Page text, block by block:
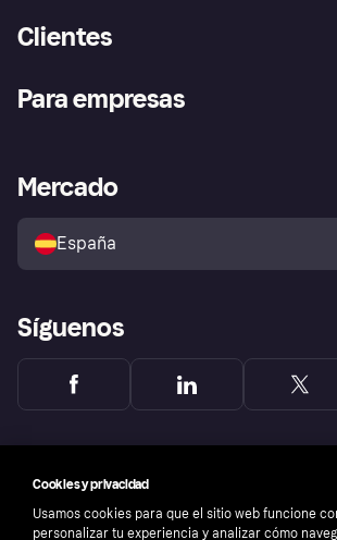
Clientes
Inicio de sesión
Directorio de tiendas
Política de protección al
comprador de Klarna
Reclamaciones
Para empresas
Acceso empresas
Mercado
España
Síguenos
Cookies y privacidad
Usamos cookies para que el sitio web funcione
personalizar tu experiencia y analizar cómo